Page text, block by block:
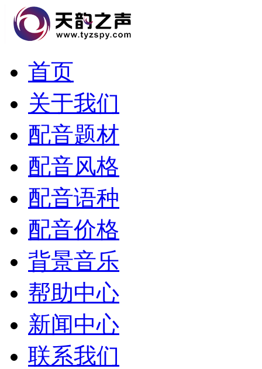
首页
关于我们
配音题材
配音风格
配音语种
配音价格
背景音乐
帮助中心
新闻中心
联系我们